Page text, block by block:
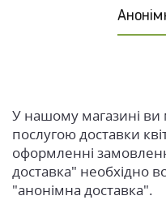
У нашому магазині ви
послугою доставки
оформленні
доставка" необхідно
"анонімна доставка".